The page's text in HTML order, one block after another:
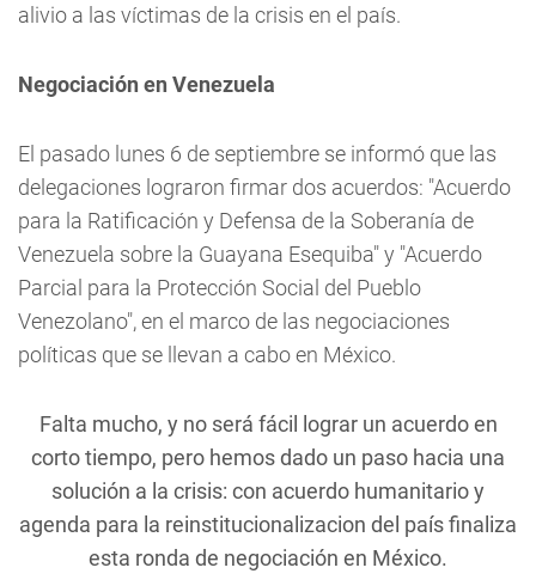
alivio a las víctimas de la crisis en el país.
Negociación en Venezuela
El pasado lunes 6 de septiembre se informó que las
delegaciones lograron firmar dos acuerdos: "Acuerdo
para la Ratificación y Defensa de la Soberanía de
Venezuela sobre la Guayana Esequiba" y "Acuerdo
Parcial para la Protección Social del Pueblo
Venezolano", en el marco de las negociaciones
políticas que se llevan a cabo en México.
Falta mucho, y no será fácil lograr un acuerdo en
corto tiempo, pero hemos dado un paso hacia una
solución a la crisis: con acuerdo humanitario y
agenda para la reinstitucionalizacion del país finaliza
esta ronda de negociación en México.